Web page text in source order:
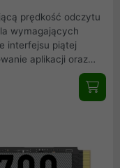
prędkość odczytu
wymagających
interfejsu piątej
aplikacji oraz
oraz zintegrowanej